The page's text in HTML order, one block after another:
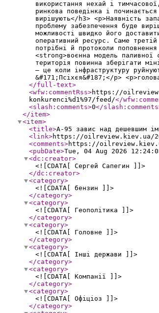
використання нехай і
ринкова поведінка і
вирішують</h3> <p>Наявність
проблему забезпечення буде
можливості швидко його
оперативний ресурс. Саме
потрібні й протоколи
<strong>воєнна модель паливної
територія повинна зберігати
— це коли інфраструктуру
&#171;Псіхєя&#187;</p>
</full-text>
<wfw:commentRss>https://
konkurenci%d1%97/feed/</
<slash:comments>0</slash:comments
</item>
<item>
<title>А-95 завис над дешевшим
<link>https://oilreview.kiev.ua/
<comments>https://
<pubDate>Tue, 04 Aug 2026
<dc:creator>
<![CDATA[ Сергей Сапегин ]]>
</dc:creator>
<category>
<![CDATA[ бензин ]]>
</category>
<category>
<![CDATA[ Геополітика ]]>
</category>
<category>
<![CDATA[ Головне ]]>
</category>
<category>
<![CDATA[ Інші держави ]]>
</category>
<category>
<![CDATA[ Компанії ]]>
</category>
<category>
<![CDATA[ Офіціоз ]]>
</category>